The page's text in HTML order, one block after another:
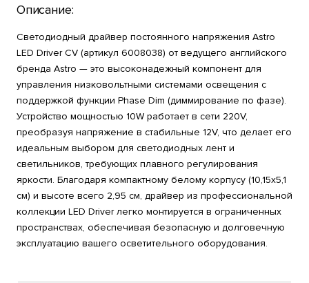
Описание:
Светодиодный драйвер постоянного напряжения Astro
LED Driver CV (артикул 6008038) от ведущего английского
бренда Astro — это высоконадежный компонент для
управления низковольтными системами освещения с
поддержкой функции Phase Dim (диммирование по фазе).
Устройство мощностью 10W работает в сети 220V,
преобразуя напряжение в стабильные 12V, что делает его
идеальным выбором для светодиодных лент и
светильников, требующих плавного регулирования
яркости. Благодаря компактному белому корпусу (10,15х5,1
см) и высоте всего 2,95 см, драйвер из профессиональной
коллекции LED Driver легко монтируется в ограниченных
пространствах, обеспечивая безопасную и долговечную
эксплуатацию вашего осветительного оборудования.